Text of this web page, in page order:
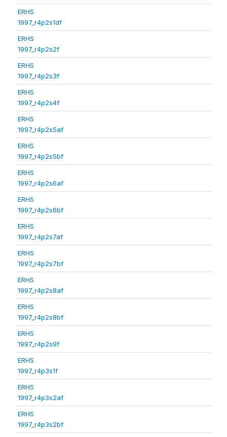
ERHS
1997_r4p2s1df
ERHS
1997_r4p2s2f
ERHS
1997_r4p2s3f
ERHS
1997_r4p2s4f
ERHS
1997_r4p2s5af
ERHS
1997_r4p2s5bf
ERHS
1997_r4p2s6af
ERHS
1997_r4p2s6bf
ERHS
1997_r4p2s7af
ERHS
1997_r4p2s7bf
ERHS
1997_r4p2s8af
ERHS
1997_r4p2s8bf
ERHS
1997_r4p2s9f
ERHS
1997_r4p3s1f
ERHS
1997_r4p3s2af
ERHS
1997_r4p3s2bf